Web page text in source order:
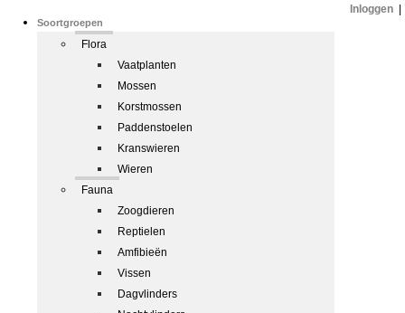
Soortgroepen
Flora
Vaatplanten
Mossen
Korstmossen
Paddenstoelen
Kranswieren
Wieren
Fauna
Zoogdieren
Reptielen
Amfibieën
Vissen
Dagvlinders
Inloggen